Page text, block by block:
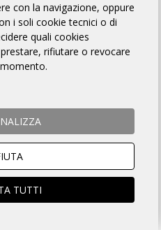
per il giorno
IN VALLE D'ITRIA" avente
del relativo brevetto
Italia (Regolamento Brevetti
che è fatto OBBLIGO a ciascun
sulla pagina web a questo
IN VALLE D'ITRIA" è una
con la navigazione, oppure
i soli cookie tecnici o di
quali cookies
rifiutare o revocare
TUTTI